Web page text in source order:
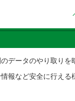
データのやり取りを
報など安全に行える